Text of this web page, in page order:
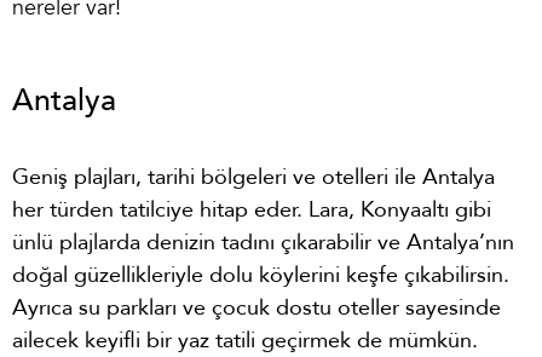
nereler var!
Antalya
Geniş plajları, tarihi bölgeleri ve otelleri ile Antalya
her türden tatilciye hitap eder. Lara, Konyaaltı gibi
ünlü plajlarda denizin tadını çıkarabilir ve Antalya’nın
doğal güzellikleriyle dolu köylerini keşfe çıkabilirsin.
Ayrıca su parkları ve çocuk dostu oteller sayesinde
ailecek keyifli bir yaz tatili geçirmek de mümkün.